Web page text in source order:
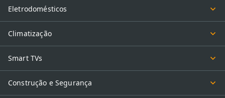
Eletrodomésticos
Climatização
Smart TVs
Construção e Segurança